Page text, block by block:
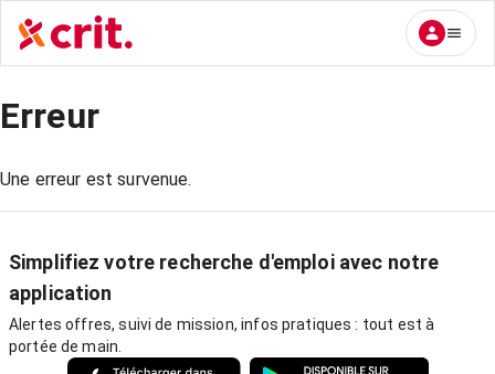
Erreur
Une erreur est survenue.
Simplifiez votre recherche d'emploi avec notre
application
Alertes offres, suivi de mission, infos pratiques : tout est à
portée de main.